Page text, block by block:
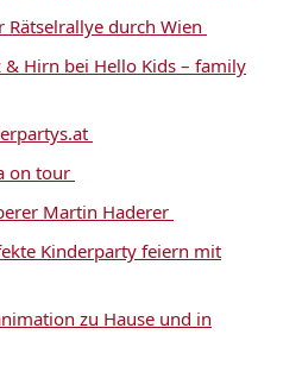
durch Wien
Hirn bei Hello Kids – family
on tour
Martin Haderer
Kinderparty feiern mit
zu Hause und in